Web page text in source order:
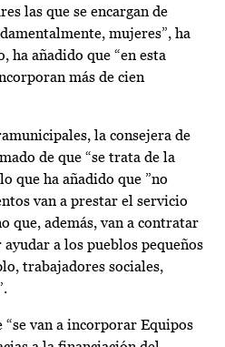
las que se encargan de
mujeres”, ha
ha añadido que “en esta
más de cien
la consejera de
de que “se trata de la
que ha añadido que ”no
van a prestar el servicio
que, además, van a contratar
a los pueblos pequeños
trabajadores sociales,
“se van a incorporar Equipos